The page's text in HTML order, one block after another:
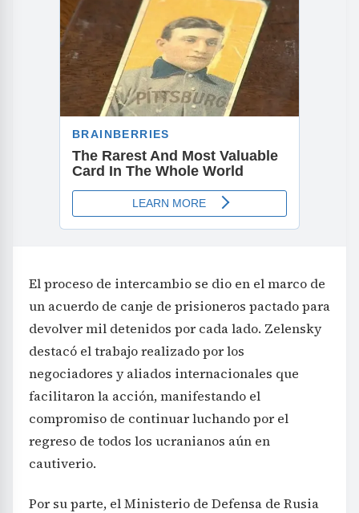
El proceso de intercambio se dio en el marco de
un acuerdo de canje de prisioneros pactado para
devolver mil detenidos por cada lado. Zelensky
destacó el trabajo realizado por los
negociadores y aliados internacionales que
facilitaron la acción, manifestando el
compromiso de continuar luchando por el
regreso de todos los ucranianos aún en
cautiverio.
Por su parte, el Ministerio de Defensa de Rusia